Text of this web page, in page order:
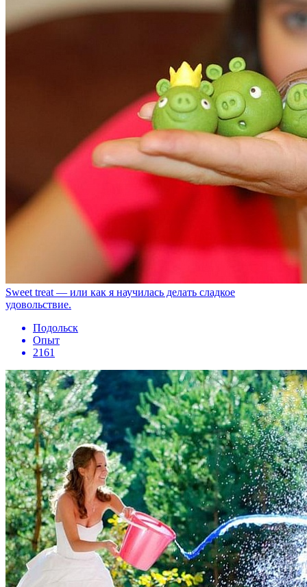
Sweet treat — или как я научилась делать сладкое
удовольствие.
Подольск
Опыт
2161